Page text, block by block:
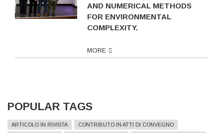
AND NUMERICAL METHODS
FOR ENVIRONMENTAL
COMPLEXITY.
MORE
POPULAR TAGS
ARTICOLO IN RIVISTA
CONTRIBUTO IN ATTI DI CONVEGNO